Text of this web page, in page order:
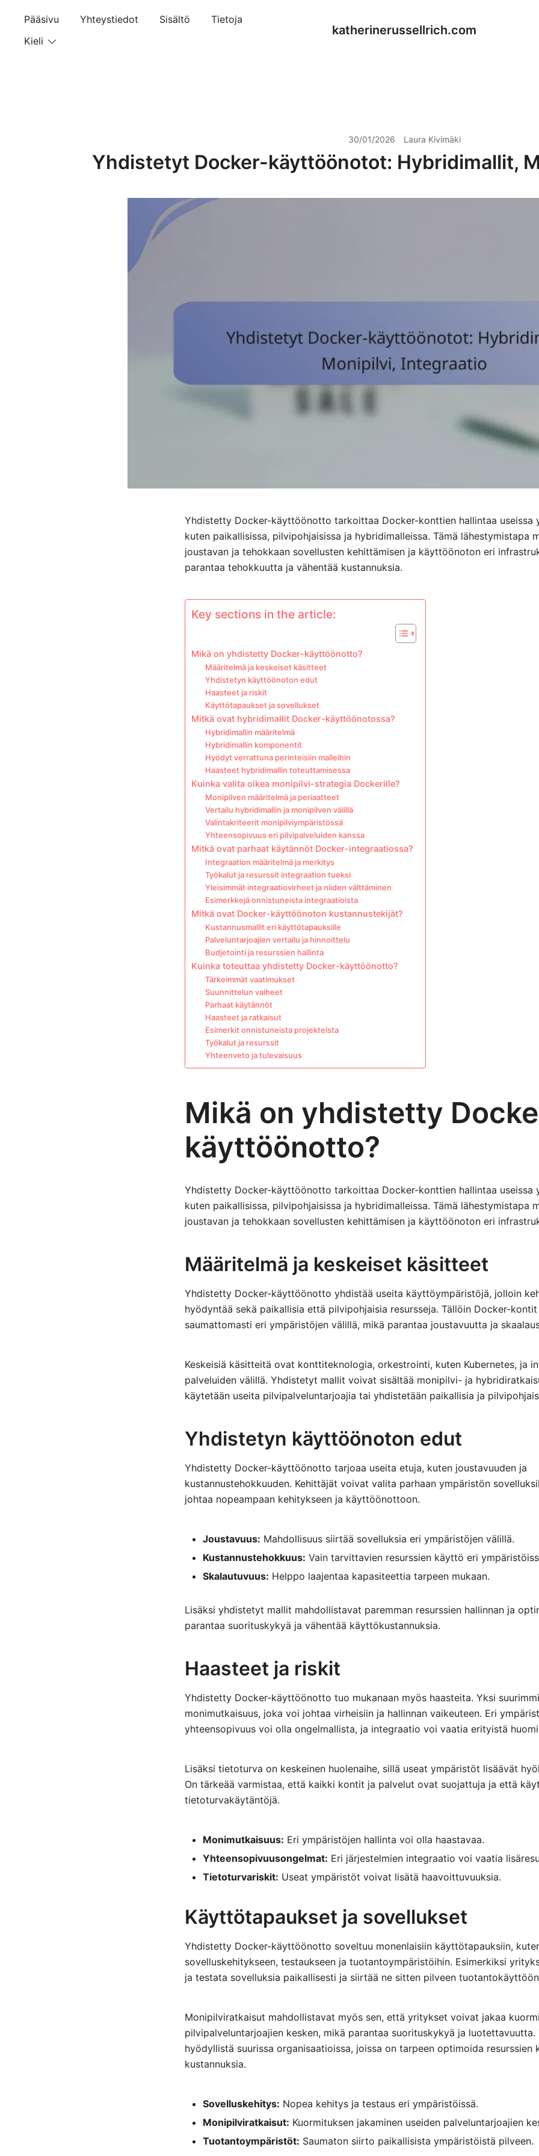
content
Pääsivu Yhteystiedot Sisältö
Tietoja
Kieli
katherinerussellrich.com
30/01/2026 Laura Kivimäki
Yhdistetyt Docker-käyttöönotot: Hybridimallit,
Yhdistetty Docker-käyttöönotto tarkoittaa Docker-konttien hallintaa useissa
kuten paikallisissa, pilvipohjaisissa ja hybridimalleissa. Tämä lähestymistapa
joustavan ja tehokkaan sovellusten kehittämisen ja käyttöönoton eri
parantaa tehokkuutta ja vähentää kustannuksia.
Key sections in the article:
Mikä on yhdistetty Docker-käyttöönotto?
Määritelmä ja keskeiset käsitteet
Yhdistetyn käyttöönoton edut
Haasteet ja riskit
Käyttötapaukset ja sovellukset
Mitkä ovat hybridimallit Docker-käyttöönotossa?
Hybridimallin määritelmä
Hybridimallin komponentit
Hyödyt verrattuna perinteisiin malleihin
Haasteet hybridimallin toteuttamisessa
Kuinka valita oikea monipilvi-strategia Dockerille?
Monipilven määritelmä ja periaatteet
Vertailu hybridimallin ja monipilven välillä
Valintakriteerit monipilviympäristössä
Yhteensopivuus eri pilvipalveluiden kanssa
Mitkä ovat parhaat käytännöt Docker-integraatiossa?
Integraation määritelmä ja merkitys
Työkalut ja resurssit integraation tueksi
Yleisimmät integraatiovirheet ja niiden välttäminen
Esimerkkejä onnistuneista integraatioista
Mitkä ovat Docker-käyttöönoton kustannustekijät?
Kustannusmallit eri käyttötapauksille
Palveluntarjoajien vertailu ja hinnoittelu
Budjetointi ja resurssien hallinta
Kuinka toteuttaa yhdistetty Docker-käyttöönotto?
Tärkeimmät vaatimukset
Suunnittelun vaiheet
Parhaat käytännöt
Haasteet ja ratkaisut
Esimerkit onnistuneista projekteista
Työkalut ja resurssit
Yhteenveto ja tulevaisuus
Mikä on yhdistetty
käyttöönotto?
Yhdistetty Docker-käyttöönotto tarkoittaa Docker-konttien hallintaa useissa
kuten paikallisissa, pilvipohjaisissa ja hybridimalleissa. Tämä lähestymistapa
joustavan ja tehokkaan sovellusten kehittämisen ja käyttöönoton eri
Määritelmä ja keskeiset käsitteet
Yhdistetty Docker-käyttöönotto yhdistää useita käyttöympäristöjä, jolloin
hyödyntää sekä paikallisia että pilvipohjaisia resursseja. Tällöin Docker-
saumattomasti eri ympäristöjen välillä, mikä parantaa joustavuutta ja
Keskeisiä käsitteitä ovat konttiteknologia, orkestrointi, kuten Kubernetes, ja
palveluiden välillä. Yhdistetyt mallit voivat sisältää monipilvi- ja
käytetään useita pilvipalveluntarjoajia tai yhdistetään paikallisia ja
Yhdistetyn käyttöönoton edut
Yhdistetty Docker-käyttöönotto tarjoaa useita etuja, kuten joustavuuden ja
kustannustehokkuuden. Kehittäjät voivat valita parhaan ympäristön
johtaa nopeampaan kehitykseen ja käyttöönottoon.
Joustavuus: Mahdollisuus siirtää sovelluksia eri ympäristöjen välillä.
Kustannustehokkuus: Vain tarvittavien resurssien käyttö eri
Skalautuvuus: Helppo laajentaa kapasiteettia tarpeen mukaan.
Lisäksi yhdistetyt mallit mahdollistavat paremman resurssien hallinnan ja
parantaa suorituskykyä ja vähentää käyttökustannuksia.
Haasteet ja riskit
Yhdistetty Docker-käyttöönotto tuo mukanaan myös haasteita. Yksi
monimutkaisuus, joka voi johtaa virheisiin ja hallinnan vaikeuteen. Eri
yhteensopivuus voi olla ongelmallista, ja integraatio voi vaatia erityistä
Lisäksi tietoturva on keskeinen huolenaihe, sillä useat ympäristöt lisäävät
On tärkeää varmistaa, että kaikki kontit ja palvelut ovat suojattuja ja että
tietoturvakäytäntöjä.
Monimutkaisuus: Eri ympäristöjen hallinta voi olla haastavaa.
Yhteensopivuusongelmat: Eri järjestelmien integraatio voi vaatia
Tietoturvariskit: Useat ympäristöt voivat lisätä haavoittuvuuksia.
Käyttötapaukset ja sovellukset
Yhdistetty Docker-käyttöönotto soveltuu monenlaisiin käyttötapauksiin,
sovelluskehitykseen, testaukseen ja tuotantoympäristöihin. Esimerkiksi
ja testata sovelluksia paikallisesti ja siirtää ne sitten pilveen
Monipilviratkaisut mahdollistavat myös sen, että yritykset voivat jakaa
pilvipalveluntarjoajien kesken, mikä parantaa suorituskykyä ja luotettavuutta.
hyödyllistä suurissa organisaatioissa, joissa on tarpeen optimoida resurssien
kustannuksia.
Sovelluskehitys: Nopea kehitys ja testaus eri ympäristöissä.
Monipilviratkaisut: Kuormituksen jakaminen useiden palveluntarjoajien
Tuotantoympäristöt: Saumaton siirto paikallisista ympäristöistä pilveen.